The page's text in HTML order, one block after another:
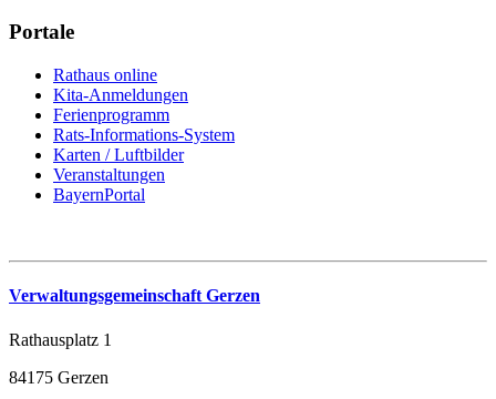
Portale
Rathaus online
Kita-Anmeldungen
Ferienprogramm
Rats-Informations-System
Karten / Luftbilder
Veranstaltungen
BayernPortal
Verwaltungsgemeinschaft Gerzen
Rathausplatz 1
84175 Gerzen